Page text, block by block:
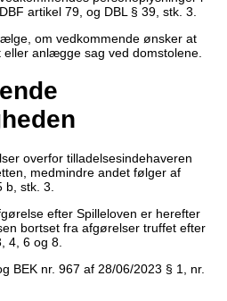
artikel 79, og DBL § 39, stk. 3.
om vedkommende ønsker at
anlægge sag ved domstolene.
overfor tilladelsesindehaveren
medmindre andet følger af
stk. 3.
efter Spilleloven er herefter
bortset fra afgørelser truffet efter
4, 6 og 8.
BEK nr. 967 af 28/06/2023 § 1, nr.